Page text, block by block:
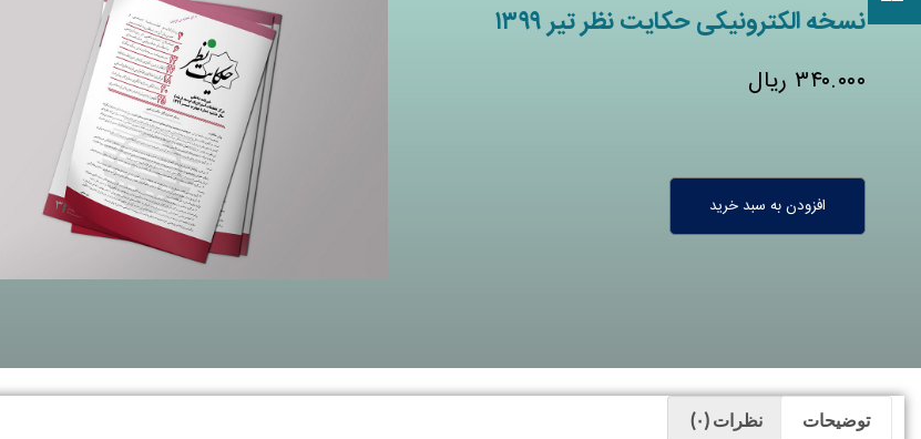
نسخه الکترونیکی حکایت نظر تیر ۱۳۹۹
۳۴۰.۰۰۰ ریال
افزودن به سبد خرید
توضیحات نظرات (۰)